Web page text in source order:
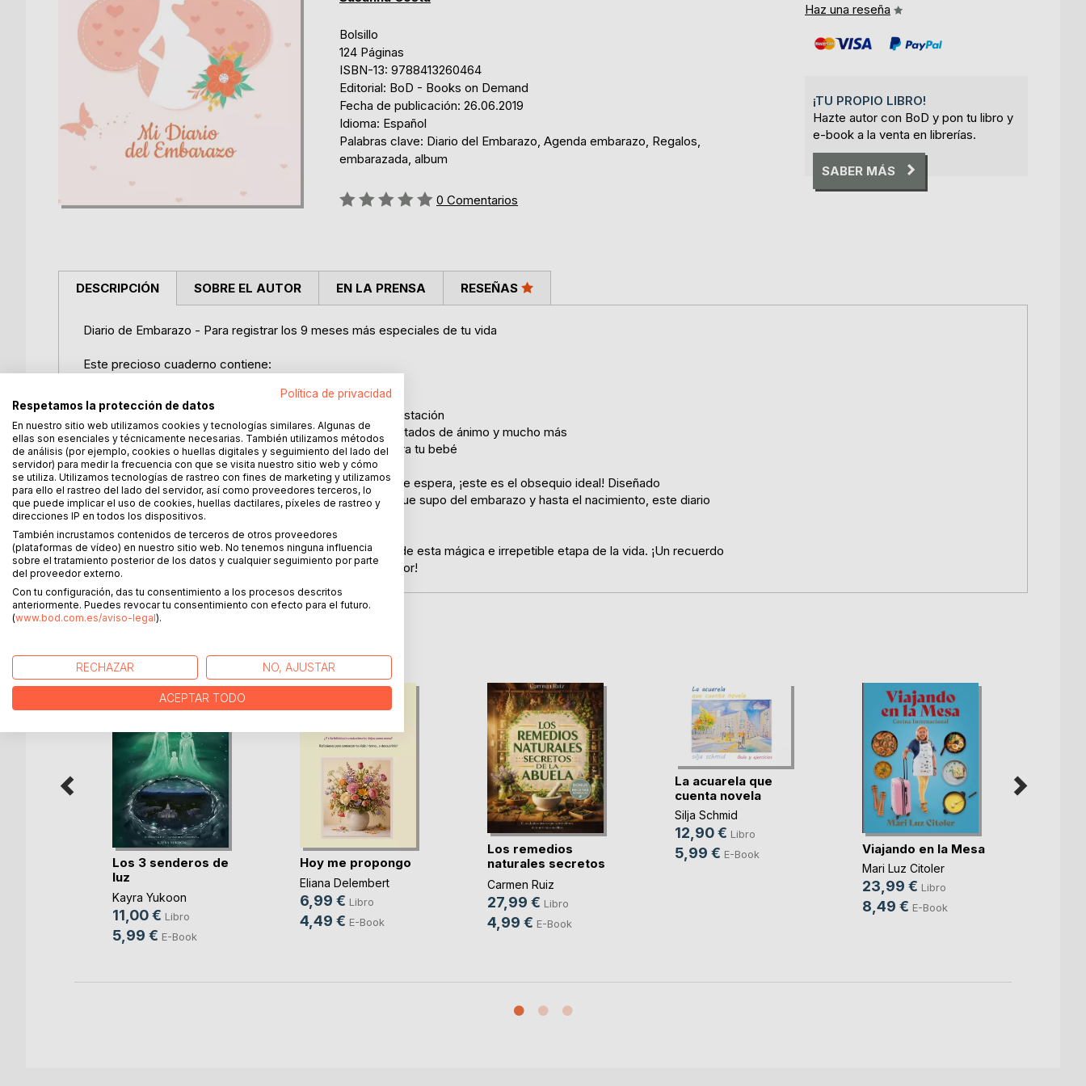
Bolsillo
124 Páginas
ISBN-13: 9788413260464
Editorial: BoD - Books on Demand
Fecha de publicación: 26.06.2019
Idioma: Español
Palabras clave: Diario del Embarazo, Agenda embarazo, Regalos,
embarazada, album
Rating:
0 Comentarios
Haz una reseña
¡TU PROPIO LIBRO!
Hazte autor con BoD y pon tu libro y
e-book a la venta en librerías.
SABER MÁS
DESCRIPCIÓN
Diario de Embarazo - Para registrar los 9 meses más especiales de tu vida
Este precioso cuaderno contiene:
- Más de 100 hojas para anotaciones
- Diario especialmente diseñado para cada semana de gestación
- Un espacio dedicado a tus emociones, experiencias, estados de ánimo y mucho más
- Un apartado para fotos, colages y posibles nombres para tu bebé
Si quieres hacer un regalo a una amiga que está en la dulce espera, ¡este es el obsequio ideal! Diseñado
especialmente para acompañar a la futura mamá desde que supo del embarazo y hasta el nacimiento, este diario
es la compañía perfecta.
El diario de embarazo te permitirá atesorar cada semana de esta mágica e irrepetible etapa de la vida. ¡Un recuerdo
tanto para los padres como para el bebé cuando sea mayor!
SOBRE EL AUTOR EN LA PRENSA RESEÑAS
Los 3 senderos de
luz
Kayra Yukoon
11,00 € Libro
5,99 € E-Book
Hoy me propongo
Eliana Delembert
6,99 € Libro
4,49 € E-Book
Los remedios
naturales secretos
de(...)
Carmen Ruiz
27,99 € Libro
4,99 € E-Book
La acuarela que
cuenta novela
Silja Schmid
12,90 € Libro
5,99 € E-Book Viajando en la Mesa
Mari Luz Citoler
23,99 € Libro
8,49 € E-Book
Política de privacidad
Respetamos la protección de datos
En nuestro sitio web utilizamos cookies y tecnologías similares. Algunas de
ellas son esenciales y técnicamente necesarias. También utilizamos métodos
de análisis (por ejemplo, cookies o huellas digitales y seguimiento del lado del
servidor) para medir la frecuencia con que se visita nuestro sitio web y cómo
se utiliza. Utilizamos tecnologías de rastreo con fines de marketing y utilizamos
para ello el rastreo del lado del servidor, así como proveedores terceros, lo
que puede implicar el uso de cookies, huellas dactilares, píxeles de rastreo y
direcciones IP en todos los dispositivos.
También incrustamos contenidos de terceros de otros proveedores
(plataformas de vídeo) en nuestro sitio web. No tenemos ninguna influencia
sobre el tratamiento posterior de los datos y cualquier seguimiento por parte
del proveedor externo.
Con tu configuración, das tu consentimiento a los procesos descritos
anteriormente. Puedes revocar tu consentimiento con efecto para el futuro.
(www.bod.com.es/aviso-legal).
RECHAZAR NO, AJUSTAR
ACEPTAR TODO